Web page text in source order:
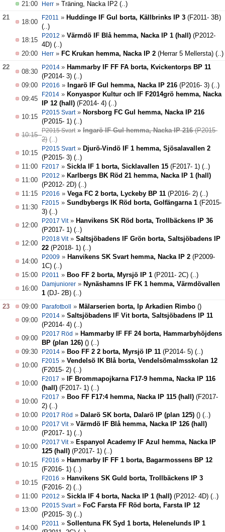
21:00 Herr » Träning, Nacka IP2 (..)
21
18:00
F2011 » Huddinge IF Gul borta, Källbrinks IP 3 (F2011- 3B)
(..)
18:15
P2012 » Värmdö IF Blå hemma, Nacka IP 1 (hall) (P2012-
4D) (..)
20:00
Herr » FC Krukan hemma, Nacka IP 2 (Herrar 5 Mellersta) (..)
22
08:30
P2014 » Hammarby IF FF FA borta, Kvickentorps BP 11
(P2014- 3) (..)
09:00
P2016 » Ingarö IF Gul hemma, Nacka IP 216 (P2016- 3) (..)
09:45
F2014 » Konyaspor Kultur och IF F2014grö hemma, Nacka
IP 12 (hall) (F2014- 4) (..)
10:15
P2015 Svart» Norsborg FC Gul hemma, Nacka IP 216
(P2015- 1) (..)
10:15
P2015 Svart» Ingarö IF Gul hemma, Nacka IP 216(P2015-
2) (..)
10:15
P2015 Svart» Djurö-Vindö IF 1 hemma, Sjösalavallen 2
(P2015- 3) (..)
11:00
F2017 » Sickla IF 1 borta, Sicklavallen 15 (F2017- 1) (..)
11:00
P2012 » Karlbergs BK Röd 21 hemma, Nacka IP 1 (hall)
(P2012- 2D) (..)
11:15
P2016 » Vega FC 2 borta, Lyckeby BP 11 (P2016- 2) (..)
11:30
F2015 » Sundbybergs IK Röd borta, Golfängarna 1 (F2015-
3) (..)
12:00
P2017 Vit» Hanvikens SK Röd borta, Trollbäckens IP 36
(P2017- 1) (..)
12:00
P2018 Vit» Saltsjöbadens IF Grön borta, Saltsjöbadens IP
22 (P2018- 1) (..)
14:00
P2009 » Hanvikens SK Svart hemma, Nacka IP 2 (P2009-
1C) (..)
15:00
P2011 » Boo FF 2 borta, Myrsjö IP 1 (P2011- 2C) (..)
16:00
Damjuniorer » Nynäshamns IF FK 1 hemma, Värmdövallen
1 (DJ- 2B) (..)
23
09:00 Parafotboll » Mälarserien borta, Ip Arkadien Rimbo ()
09:00
P2014 » Saltsjöbadens IF Vit borta, Saltsjöbadens IP 11
(P2014- 4) (..)
09:00
P2017 Röd » Hammarby IF FF 24 borta, Hammarbyhöjdens
BP (plan 126) () (..)
09:30
P2014 » Boo FF 2 2 borta, Myrsjö IP 11 (P2014- 5) (..)
10:00
F2015 » Vendelsö IK Blå borta, Vendelsömalmsskolan 12
(F2015- 2) (..)
10:00
F2017 »
IF Brommapojkarna F17-9 hemma, Nacka IP 116
(hall) (F2017- 1) (..)
10:00
F2017 » Boo FF F17:4 hemma, Nacka IP 115 (hall) (F2017-
2) (..)
10:00
P2017 Röd » Dalarö SK borta, Dalarö IP (plan 125) () (..)
10:00
P2017 Vit» Värmdö IF Blå hemma, Nacka IP 126 (hall)
(P2017- 1) (..)
10:00
P2017 Vit» Espanyol Academy IF Azul hemma, Nacka IP
125 (hall) (P2017- 1) (..)
10:15
F2016 » Hammarby IF FF 1 borta, Bagarmossens BP 12
(F2016- 1) (..)
10:15
F2016 » Hanvikens SK Guld borta, Trollbäckens IP 3
(F2016- 2) (..)
11:00
P2012 » Sickla IF 4 borta, Nacka IP 1 (hall) (P2012- 4D) (..)
13:00
P2015 Svart» FoC Farsta FF Röd borta, Farsta IP 12
(P2015- 3) (..)
14:00
P2011 » Sollentuna FK Syd 1 borta, Helenelunds IP 1